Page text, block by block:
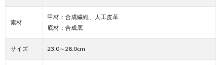
素材
甲材：合成繊維、人工皮革
底材：合成底
サイズ 23.0～28.0cm